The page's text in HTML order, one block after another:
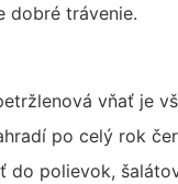
dobré trávenie.
vňať je
po celý rok
do polievok,